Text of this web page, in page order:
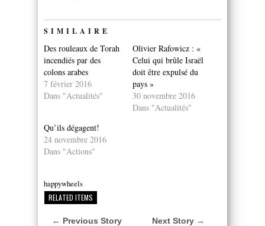
SIMILAIRE
Des rouleaux de Torah
incendiés par des
colons arabes
7 février 2016
Dans "Actualités"
Olivier Rafowicz : «
Celui qui brûle Israël
doit être expulsé du
pays »
30 novembre 2016
Dans "Actualités"
Qu’ils dégagent!
24 novembre 2016
Dans "Actions"
happywheels
RELATED ITEMS
← Previous Story Next Story →